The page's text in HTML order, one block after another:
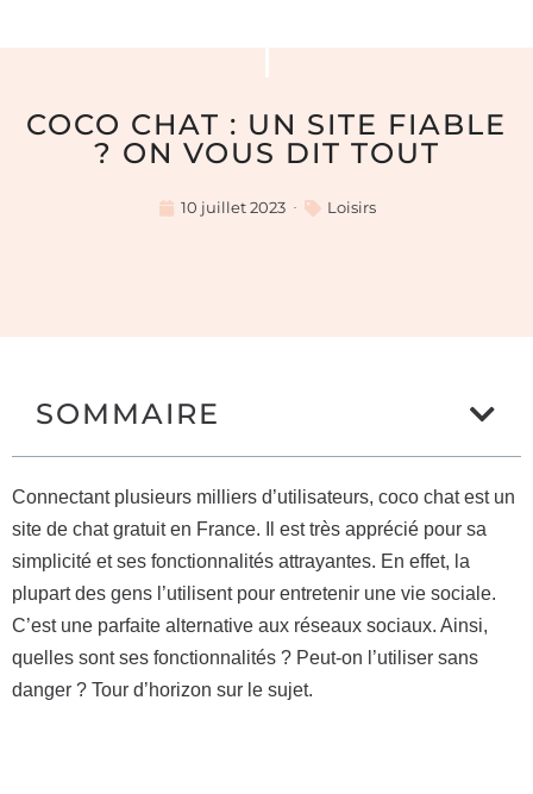
COCO CHAT : UN SITE FIABLE
? ON VOUS DIT TOUT
10 juillet 2023 Loisirs
SOMMAIRE
Connectant plusieurs milliers d’utilisateurs, coco chat est un
site de chat gratuit en France. Il est très apprécié pour sa
simplicité et ses fonctionnalités attrayantes. En effet, la
plupart des gens l’utilisent pour entretenir une vie sociale.
C’est une parfaite alternative aux réseaux sociaux. Ainsi,
quelles sont ses fonctionnalités ? Peut-on l’utiliser sans
danger ? Tour d’horizon sur le sujet.